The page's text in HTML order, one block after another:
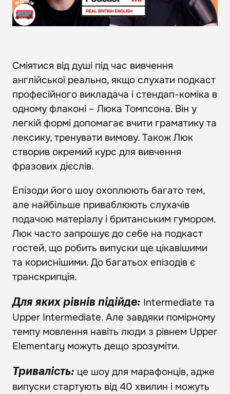
Сміятися від душі під час вивчення
англійської реально, якщо слухати подкаст
професійного викладача і стендап-коміка в
одному флаконі – Люка Томпсона. Він у
легкій формі допомагає вчити граматику та
лексику, тренувати вимову. Також Люк
створив окремий курс для вивчення
фразових дієслів.
Епізоди його шоу охоплюють багато тем,
але найбільше приваблюють слухачів
подачою матеріалу і британським гумором.
Люк часто запрошує до себе на подкаст
гостей, що робить випуски ще цікавішими
та кориснішими. До багатьох епізодів є
транскрипція.
Для яких рівнів підійде: Intermediate та
Upper Intermediate. Але завдяки помірному
темпу мовлення навіть люди з рівнем Upper
Elementary можуть дещо зрозуміти.
Тривалість: це шоу для марафонців, адже
випуски стартують від 40 хвилин і можуть